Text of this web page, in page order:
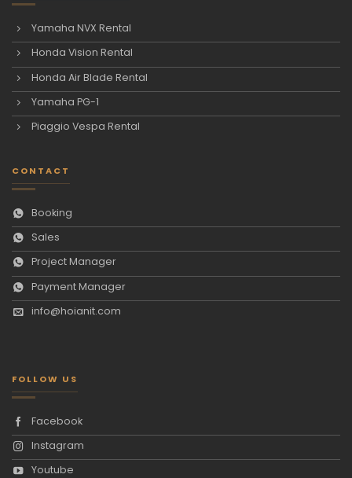
Yamaha NVX Rental
Honda Vision Rental
Honda Air Blade Rental
Yamaha PG-1
Piaggio Vespa Rental
CONTACT
Booking
Sales
Project Manager
Payment Manager
info@hoianit.com
FOLLOW US
Facebook
Instagram
Youtube